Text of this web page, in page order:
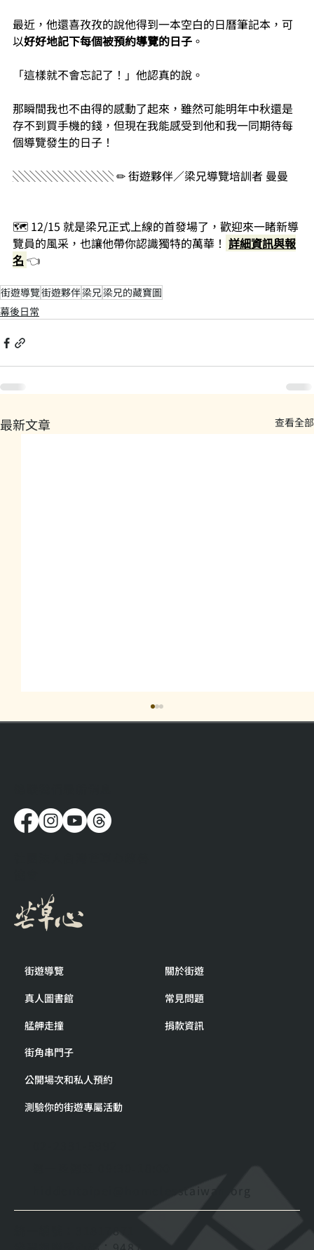
最近，他還喜孜孜的說他得到一本空白的日曆筆記本，可
以好好地記下每個被預約導覽的日子 。
「這樣就不會忘記了！」他認真的說。
那瞬間我也不由得的感動了起來，雖然可能明年中秋還是
存不到買手機的錢，但現在我能感受到他和我一同期待每
個導覽發生的日子！
░░░░░░░░░ ✏ 街遊夥伴／梁兄導覽培訓者 曼曼
🗺️ 12/15 就是梁兄正式上線的首發場了，歡迎來一睹新導
覽員的風采，也讓他帶你認識獨特的萬華！ 詳細資訊與報
名 👈
街遊導覽街遊夥伴梁兄梁兄的藏寶圖
幕後日常
最新文章 查看全部
街遊導覽
真人圖書館
艋舺走撞
街角串門子
公開場次和私人預約
測驗你的街遊專屬活動
關於街遊
常見問題
捐款資訊